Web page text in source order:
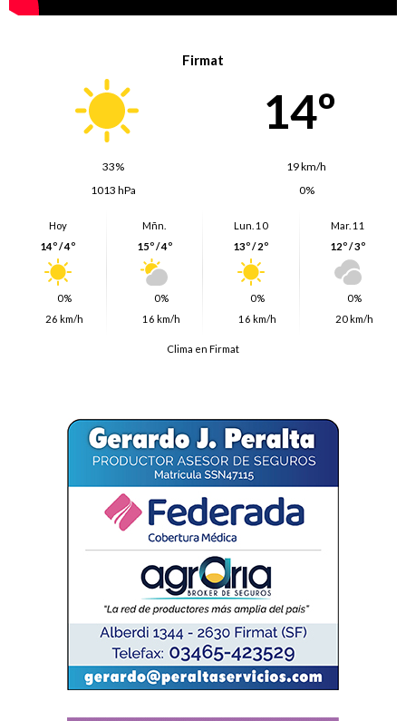
Firmat
14º
33%
19 km/h
1013 hPa
0%
Hoy
14º / 4º
0%
26 km/h
Mñn.
15º / 4º
0%
16 km/h
Lun. 10
13º / 2º
0%
16 km/h
Mar. 11
12º / 3º
0%
20 km/h
Clima en Firmat